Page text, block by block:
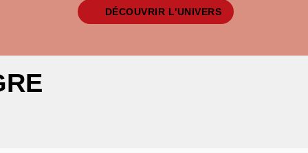
DÉCOUVRIR L'UNIVERS